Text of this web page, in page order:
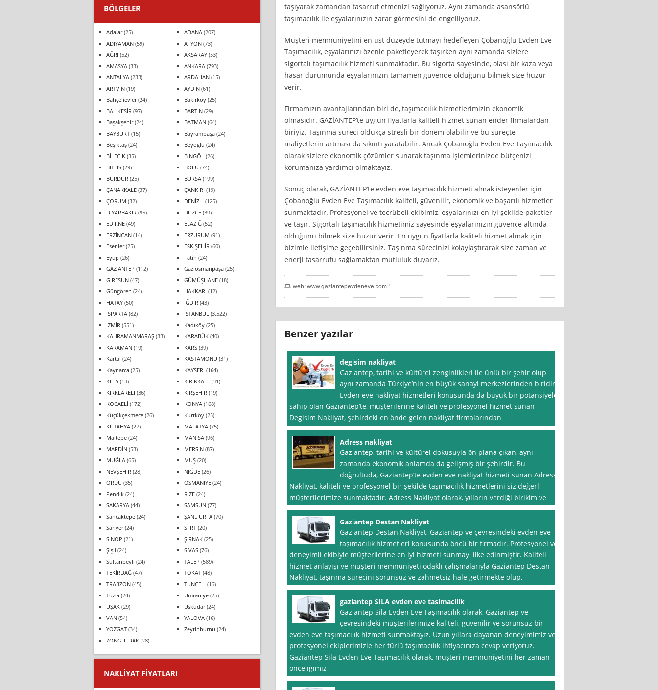
taşıyarak zamandan tasarruf etmenizi sağlıyoruz. Aynı zamanda asansörlü
taşımacılık ile eşyalarınızın zarar görmesini de engelliyoruz.
Müşteri memnuniyetini en üst düzeyde tutmayı hedefleyen Çobanoğlu Evden Eve
Taşımacılık, eşyalarınızı özenle paketleyerek taşırken aynı zamanda sizlere
sigortalı taşımacılık hizmeti sunmaktadır. Bu sigorta sayesinde, olası bir kaza veya
hasar durumunda eşyalarınızın tamamen güvende olduğunu bilmek size huzur
verir.
Firmamızın avantajlarından biri de, taşımacılık hizmetlerimizin ekonomik
olmasıdır. GAZİANTEP’te uygun fiyatlarla kaliteli hizmet sunan ender firmalardan
biriyiz. Taşınma süreci oldukça stresli bir dönem olabilir ve bu süreçte
maliyetlerin artması da sıkıntı yaratabilir. Ancak Çobanoğlu Evden Eve Taşımacılık
olarak sizlere ekonomik çözümler sunarak taşınma işlemlerinizde bütçenizi
korumanıza yardımcı olmaktayız.
Sonuç olarak, GAZİANTEP’te evden eve taşımacılık hizmeti almak isteyenler için
Çobanoğlu Evden Eve Taşımacılık kaliteli, güvenilir, ekonomik ve başarılı hizmetler
sunmaktadır. Profesyonel ve tecrübeli ekibimiz, eşyalarınızı en iyi şekilde paketler
ve taşır. Sigortalı taşımacılık hizmetimiz sayesinde eşyalarınızın güvence altında
olduğunu bilmek size huzur verir. En uygun fiyatlarla kaliteli hizmet almak için
bizimle iletişime geçebilirsiniz. Taşınma sürecinizi kolaylaştırarak size zaman ve
enerji tasarrufu sağlamaktan mutluluk duyarız.
web: www.gaziantepevdeneve.com
Benzer yazılar
degisim nakliyat
Gaziantep, tarihi ve kültürel zenginlikleri ile ünlü bir şehir olup
aynı zamanda Türkiye’nin en büyük sanayi merkezlerinden biridir.
Evden eve nakliyat hizmetleri konusunda da büyük bir potansiyele
sahip olan Gaziantep’te, müşterilerine kaliteli ve profesyonel hizmet sunan
Degisim Nakliyat, şehirdeki en önde gelen nakliyat firmalarından
Adress nakliyat
Gaziantep, tarihi ve kültürel dokusuyla ön plana çıkan, aynı
zamanda ekonomik anlamda da gelişmiş bir şehirdir. Bu
doğrultuda, Gaziantep’te evden eve nakliyat hizmeti sunan Adress
Nakliyat, kaliteli ve profesyonel bir şekilde taşımacılık hizmetlerini siz değerli
müşterilerimize sunmaktadır. Adress Nakliyat olarak, yılların verdiği birikim ve
Gaziantep Destan Nakliyat
Gaziantep Destan Nakliyat, Gaziantep ve çevresindeki evden eve
taşımacılık hizmetleri konusunda öncü bir firmadır. Profesyonel ve
deneyimli ekibiyle müşterilerine en iyi hizmeti sunmayı ilke edinmiştir. Kaliteli
hizmet anlayışı ve müşteri memnuniyeti odaklı çalışmalarıyla Gaziantep Destan
Nakliyat, taşınma sürecini sorunsuz ve zahmetsiz hale getirmekte olup,
gaziantep SILA evden eve tasimacilik
Gaziantep Sila Evden Eve Taşımacılık olarak, Gaziantep ve
çevresindeki müşterilerimize kaliteli, güvenilir ve sorunsuz bir
evden eve taşımacılık hizmeti sunmaktayız. Uzun yıllara dayanan deneyimimiz ve
profesyonel ekiplerimizle her türlü taşımacılık ihtiyacınıza cevap veriyoruz.
Gaziantep Sila Evden Eve Taşımacılık olarak, müşteri memnuniyetini her zaman
önceliğimiz
BÖLGELER
Adalar(25) ADANA (207)
ADIYAMAN (59) AFYON (73)
AĞRI (52) AKSARAY (53)
AMASYA (33) ANKARA (793)
ANTALYA (233) ARDAHAN (15)
ARTVİN (19) AYDIN (61)
Bahçelievler(24) Bakırköy (25)
BALIKESİR (97) BARTIN (29)
Başakşehir(24) BATMAN (64)
BAYBURT (15) Bayrampaşa (24)
Beşiktaş (24) Beyoğlu (24)
BİLECİK (35) BİNGÖL (26)
BİTLİS (29) BOLU (74)
BURDUR (25) BURSA (199)
ÇANAKKALE (37) ÇANKIRI (19)
ÇORUM (32) DENİZLİ (125)
DİYARBAKIR (95) DÜZCE (39)
EDİRNE (49) ELAZIĞ (52)
ERZİNCAN (14) ERZURUM (91)
Esenler(25) ESKİŞEHİR (60)
Eyüp (26) Fatih (24)
GAZİANTEP (112) Gaziosmanpaşa (25)
GİRESUN (47) GÜMÜŞHANE (18)
Güngören (24) HAKKARİ (12)
HATAY (50) IĞDIR (43)
ISPARTA (82) İSTANBUL (3.522)
İZMİR (551) Kadıköy (25)
KAHRAMANMARAŞ (33) KARABÜK (40)
KARAMAN (19) KARS (39)
Kartal (24) KASTAMONU (31)
Kaynarca (25) KAYSERİ (164)
KİLİS (13) KIRIKKALE (31)
KIRKLARELİ (36) KIRŞEHİR (19)
KOCAELİ (172) KONYA (168)
Küçükçekmece (26) Kurtköy (25)
KÜTAHYA (27) MALATYA (75)
Maltepe (24) MANİSA (96)
MARDİN (53) MERSİN (87)
MUĞLA (65) MUŞ (20)
NEVŞEHİR (28) NİĞDE (26)
ORDU (35) OSMANİYE (24)
Pendik (24) RİZE (24)
SAKARYA (44) SAMSUN (77)
Sancaktepe (24) ŞANLIURFA (70)
Sarıyer(24) SİİRT (20)
SİNOP (21) ŞIRNAK (25)
Şişli (24) SİVAS (76)
Sultanbeyli (24) TALEP (589)
TEKİRDAĞ (47) TOKAT (48)
TRABZON (45) TUNCELİ (16)
Tuzla (24) Ümraniye (25)
UŞAK (29) Üsküdar(24)
VAN (54) YALOVA (16)
YOZGAT (34) Zeytinburnu (24)
ZONGULDAK (28)
NAKLIYAT FIYATLARI